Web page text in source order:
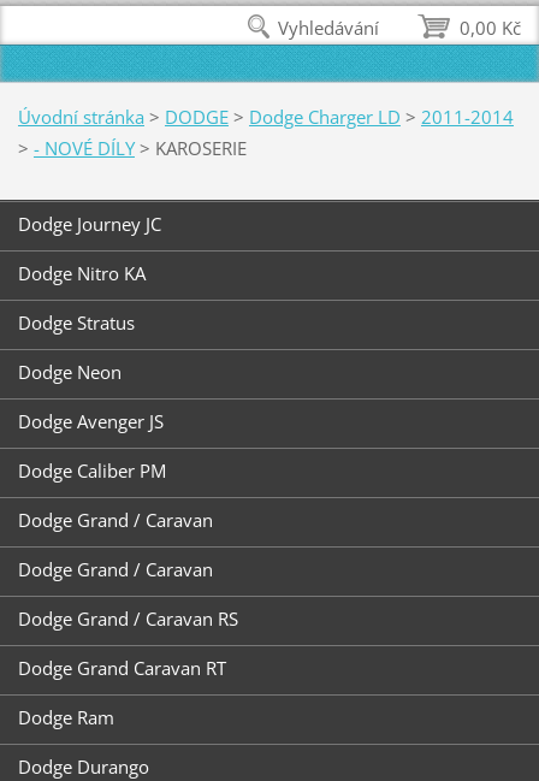
Úvodní stránka > DODGE > Dodge Charger LD > 2011-2014
> - NOVÉ DÍLY > KAROSERIE
Dodge Journey JC
Dodge Nitro KA
Dodge Stratus
Dodge Neon
Dodge Avenger JS
Dodge Caliber PM
Dodge Grand / Caravan
Dodge Grand / Caravan
Dodge Grand / Caravan RS
Dodge Grand Caravan RT
Dodge Ram
Dodge Durango
0,00 Kč
Vyhledávání